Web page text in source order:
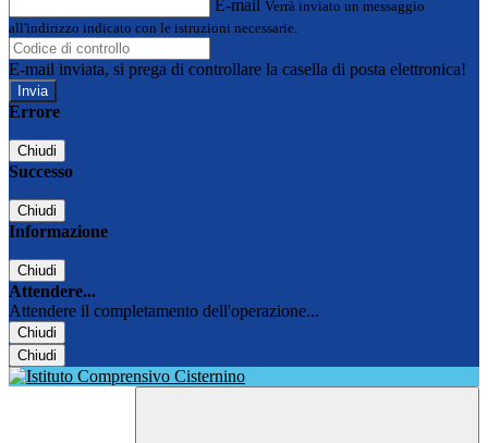
E-mail Verrà inviato un messaggio
all'indirizzo indicato con le istruzioni necessarie.
E-mail inviata, si prega di controllare la casella di posta elettronica!
Errore
Chiudi
Successo
Chiudi
Informazione
Chiudi
Attendere...
Attendere il completamento dell'operazione...
Chiudi
Chiudi